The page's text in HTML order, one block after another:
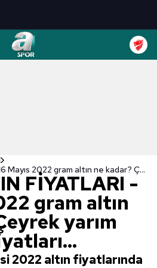
CANLI ALTIN FİYATLARI - 16 Mayıs 2022 gram altın ne kadar? Çeyrek yarım tam altın fiyatları...
FİYATLARI -
gram altın
yarım
2022 altın fiyatlarında